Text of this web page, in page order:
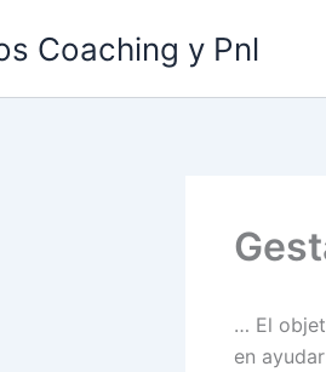
Coaching y Pnl
… El
en